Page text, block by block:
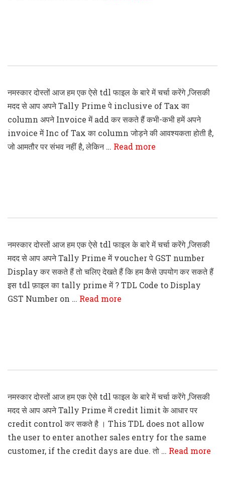
नमस्कार दोस्तों आज हम एक ऐसे tdl फाइल के बारे में चर्चा करेंगे ,जिसकी
मदद से आप अपने Tally Prime पे inclusive of Tax का
column अपने Invoice में add कर सकते हैं कभी-कभी हमें अपने
invoice में Inc of Tax का column जोड़ने की आवश्यकता होती है,
जो आमतौर पर संभव नहीं है, लेकिन … Read more
नमस्कार दोस्तों आज हम एक ऐसे tdl फाइल के बारे में चर्चा करेंगे ,जिसकी
मदद से आप अपने Tally Prime में voucher पे GST number
Display कर सकते हैं तो चलिए देखते हैं कि हम कैसे उपयोग कर सकते हैं
इस tdl फ़ाइल का tally prime में ? TDL Code to Display
GST Number on … Read more
नमस्कार दोस्तों आज हम एक ऐसे tdl फाइल के बारे में चर्चा करेंगे ,जिसकी
मदद से आप अपने Tally Prime में credit limit के आधार पर
credit control कर सकते है । This TDL does not allow
the user to enter another sales entry for the same
customer, if the credit days are due. तो … Read more